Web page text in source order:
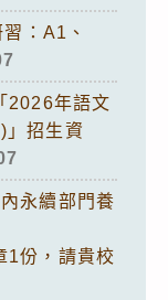
：A1、
2026年語文
招生資
永續部門養
1份，請貴校